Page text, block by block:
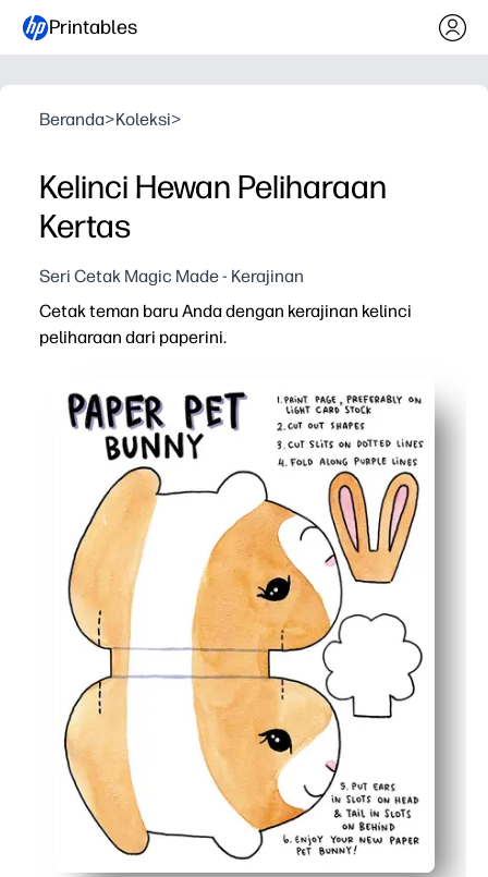
Printables
Beranda>Koleksi>
Kelinci Hewan Peliharaan
Kertas
Seri Cetak Magic Made - Kerajinan
Cetak teman baru Anda dengan kerajinan kelinci
peliharaan dari paperini.
Cetak, potong, dan rekatkan dalam hitungan menit -
Desain yang menggemaskan menarik perhatian
Membangun keterampilan motorik halus dan
Berfungsi sebagai hewan peliharaan meja atau alat